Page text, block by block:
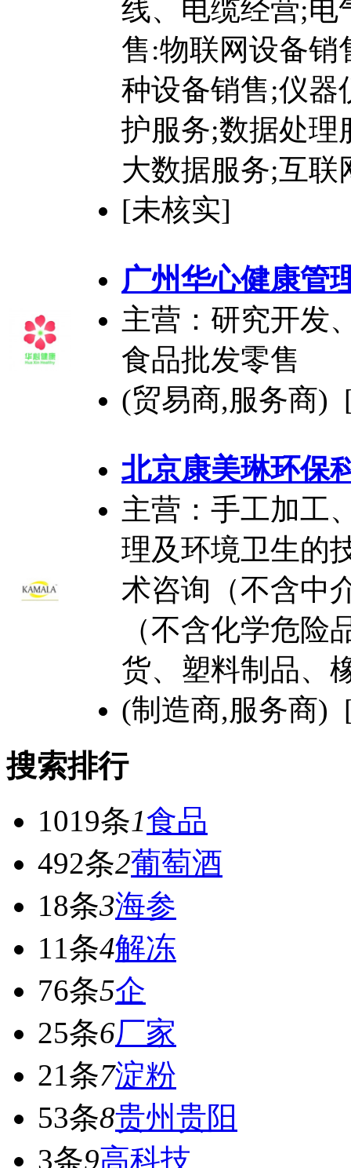
线、电缆经营;电
售:物联网设备销
种设备销售;仪器
护服务;数据处理
大数据服务;互联
[未核实]
广州华心健康管
主营：研究开发
食品批发零售
(贸易商,服务商)
北京康美琳环保
主营：手工加工
理及环境卫生的
术咨询（不含中
（不含化学危险
货、塑料制品、
(制造商,服务商)
搜索排行
1019条1食品
492条2葡萄酒
18条3海参
11条4解冻
76条5企
25条6厂家
21条7淀粉
53条8贵州贵阳
3条9高科技